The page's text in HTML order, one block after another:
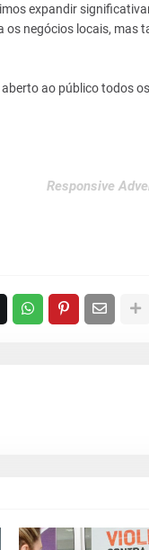
expandir
negócios locais, mas
ao público todos
Responsive